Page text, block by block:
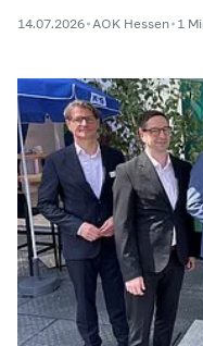
14.07.2026 AOK Hessen 1